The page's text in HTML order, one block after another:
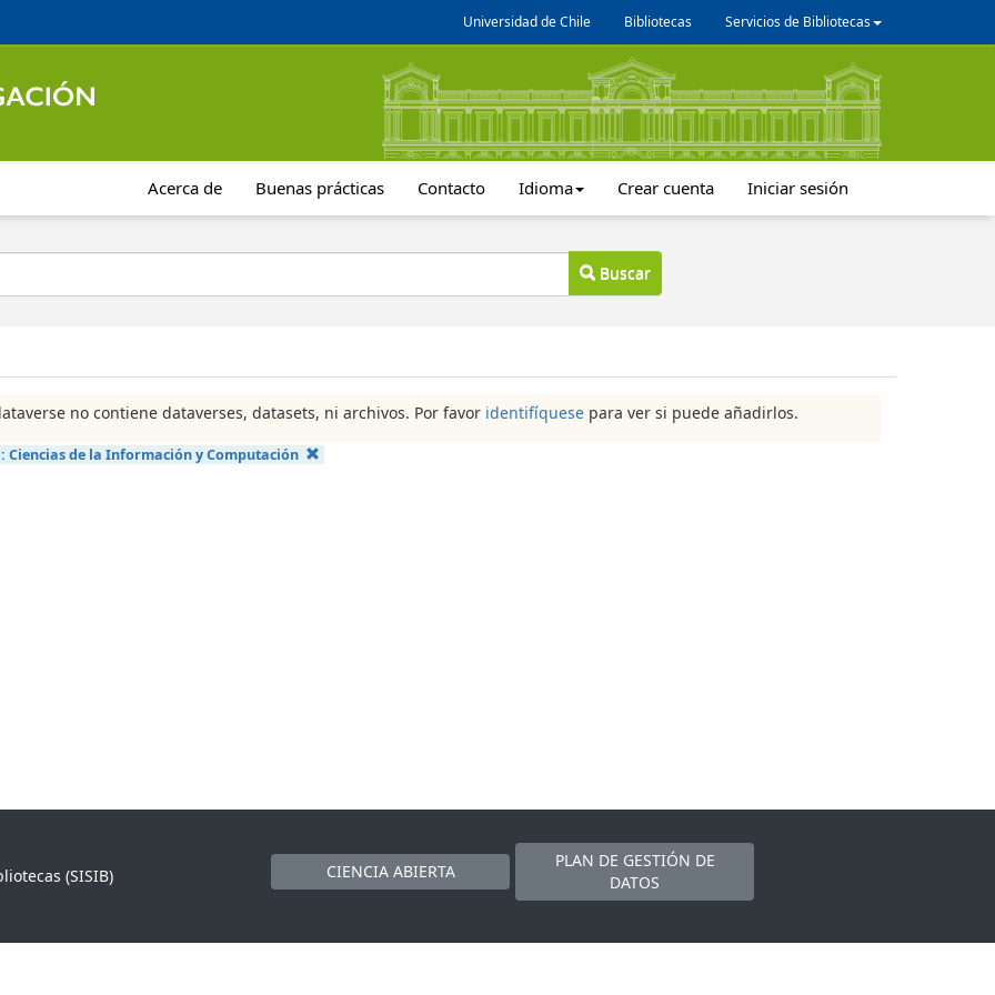
Universidad de Chile Bibliotecas Servicios de Bibliotecas
Acerca de Buenas prácticas Contacto Idioma Crear cuenta Iniciar sesión
Buscar
no contiene dataverses, datasets, ni archivos. Por favor identifíquese para ver si puede añadirlos.
Ciencias de la Información y Computación
(SISIB)
CIENCIA ABIERTA
PLAN DE GESTIÓN DE
DATOS